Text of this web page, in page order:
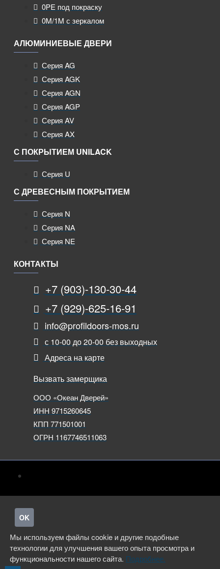
0PE под покраску
0M/1M с зеркалом
АЛЮМИНИЕВЫЕ ДВЕРИ
Серия AG
Серия AGK
Серия AGN
Серия AGP
Серия AV
Серия AX
С ПОКРЫТИЕМ UNILACK
Серия U
С ДРЕВЕСНЫМ ПОКРЫТИЕМ
Серия N
Серия NA
Серия NE
КОНТАКТЫ
+7 (903)-130-30-44
+7 (929)-625-16-91
info@profildoors-mos.ru
с 10-00 до 20-00 без выходных
Адреса на карте
Вызвать замерщика
ООО «Океан Дверей»
ИНН 9715260645
КПП 771501001
ОГРН 1167746511063
OK
Мы используем файлы cookie и другие подобные
технологии для улучшения вашего опыта просмотра и
функциональности нашего сайта. Подробнее.